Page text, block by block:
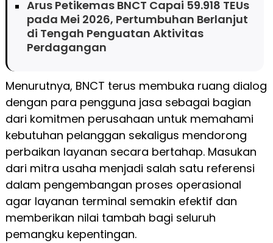
Arus Petikemas BNCT Capai 59.918 TEUs
pada Mei 2026, Pertumbuhan Berlanjut
di Tengah Penguatan Aktivitas
Perdagangan
Menurutnya, BNCT terus membuka ruang dialog
dengan para pengguna jasa sebagai bagian
dari komitmen perusahaan untuk memahami
kebutuhan pelanggan sekaligus mendorong
perbaikan layanan secara bertahap. Masukan
dari mitra usaha menjadi salah satu referensi
dalam pengembangan proses operasional
agar layanan terminal semakin efektif dan
memberikan nilai tambah bagi seluruh
pemangku kepentingan.